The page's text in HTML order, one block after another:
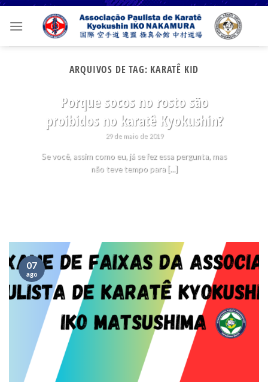
ARQUIVOS DE TAG: KARATÊ KID
Porque socos no rosto são
proibidos no karatê Kyokushin?
29 de maio de 2019
Se você, assim como eu, já se fez essa pergunta, mas
não teve tempo para [...]
07
ago